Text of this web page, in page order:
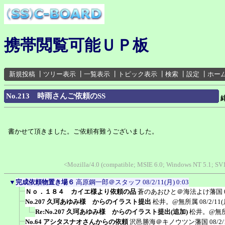
携帯閲覧可能ＵＰ板
新規投稿 ツリー表示 一覧表示 トピック表示 検索 設定 ホー
No.213 時雨さんご依頼のSS
書かせて頂きました。ご依頼有難うございました。
<Mozilla/4.0 (compatible; MSIE 6.0; Windows NT 5.1;
▼ 完成依頼物置き場６ 高原鋼一郎＠スタッフ 08/2/11(月) 0:03
Ｎｏ．１８４ カイエ様より依頼の品 蒼のあおひと＠海法よけ藩国
No.207 久珂あゆみ様 からのイラスト提出 松井。@無所属 08/2/11(
Re:No.207 久珂あゆみ様 からのイラスト提出(追加) 松井。@無
No.64 アシタスナオさんからの依頼 沢邑勝海＠キノウツン藩国 08/